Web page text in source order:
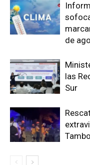
de
las
Sur